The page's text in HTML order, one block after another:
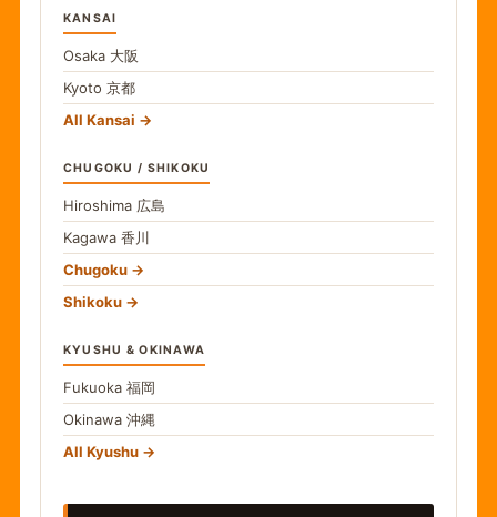
KANSAI
Osaka 大阪
Kyoto 京都
All Kansai
CHUGOKU / SHIKOKU
Hiroshima 広島
Kagawa 香川
Chugoku
Shikoku
KYUSHU & OKINAWA
Fukuoka 福岡
Okinawa 沖縄
All Kyushu